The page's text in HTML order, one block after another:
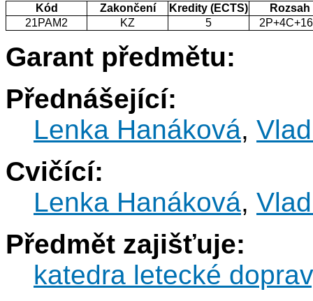
Kód Zakončení Kredity (ECTS)
Rozsah
21PAM2
KZ 5
Garant předmětu:
Přednášející:
Lenka Hanáková,
Cvičící:
Lenka Hanáková,
Předmět zajišťuje:
katedra letecké